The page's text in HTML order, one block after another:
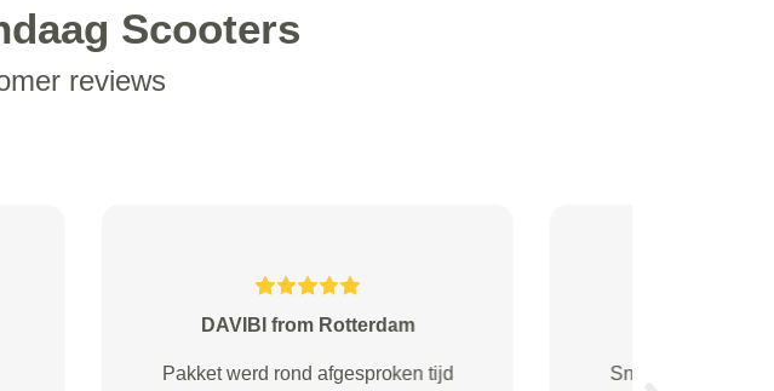
Scooters
reviews
moest wel
Eddy from
Perfecte partner die ons heeft